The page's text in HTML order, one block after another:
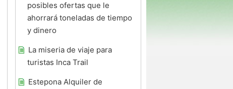
posibles ofertas que le
ahorrará toneladas de tiempo
y dinero
La miseria de viaje para
turistas Inca Trail
Estepona Alquiler de